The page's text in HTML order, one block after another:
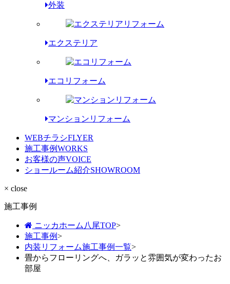
外装
エクステリア
エコリフォーム
マンションリフォーム
WEBチラシFLYER
施工事例WORKS
お客様の声VOICE
ショールーム紹介SHOWROOM
× close
施工事例
ニッカホーム八尾TOP>
施工事例>
内装リフォーム施工事例一覧>
畳からフローリングへ、ガラッと雰囲気が変わったお
部屋